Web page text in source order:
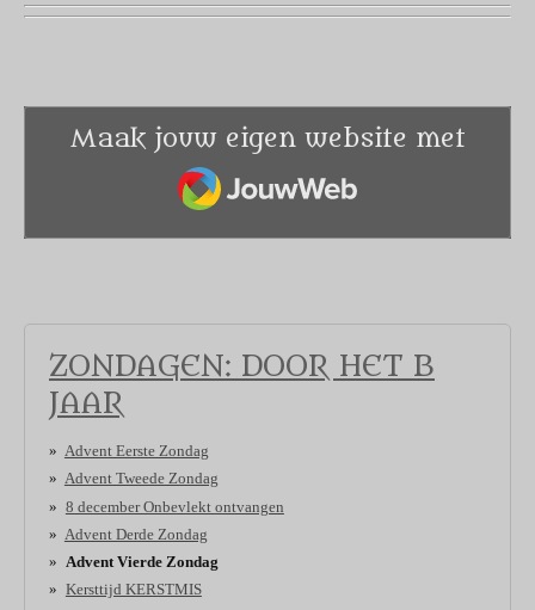
Maak jouw eigen website met
JouwWeb
ZONDAGEN: DOOR HET B
JAAR
Advent Eerste Zondag
Advent Tweede Zondag
8 december Onbevlekt ontvangen
Advent Derde Zondag
Advent Vierde Zondag
Kersttijd KERSTMIS